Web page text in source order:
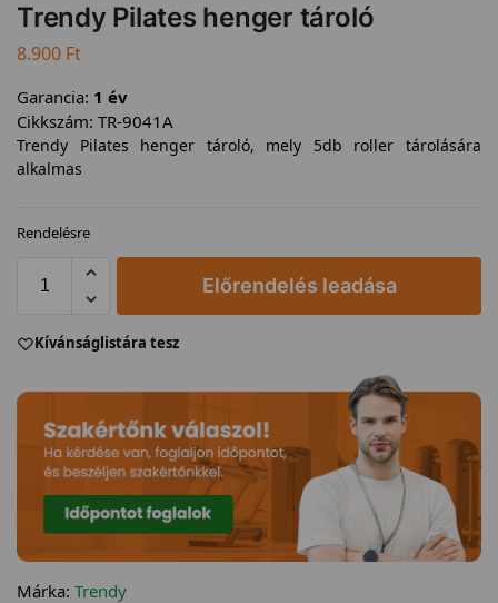
Trendy Pilates henger tároló
8.900 Ft
Garancia: 1 év
Cikkszám: TR-9041A
Trendy Pilates henger tároló, mely 5db roller tárolására
alkalmas
Rendelésre
Előrendelés leadása
Kívánságlistára tesz
Márka: Trendy